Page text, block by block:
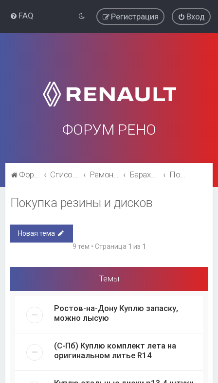
FAQ Вход
Регистрация
ФОРУМ РЕНО
Форум Рено Список форумов Ремонт и эксплуатация Барахолка Покупка резины и дисков
Покупка резины и дисков
Новая тема
9 тем • Страница 1 из 1
Темы
Ростов-на-Дону Куплю запаску,
можно лысую
(С-Пб) Куплю комплект лета на
оригинальном литье R14